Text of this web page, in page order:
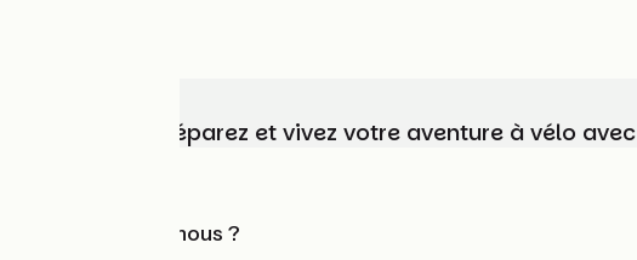
Choisissez, préparez et vivez votre aventure à vélo
Qui sommes-nous ?